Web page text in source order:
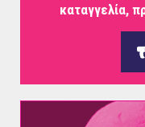
καταγγελία,